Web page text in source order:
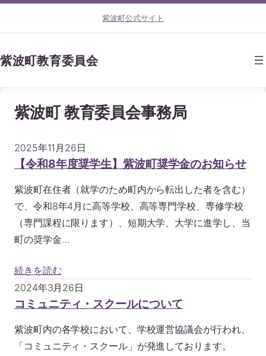
ス
移
紫波町公式サイト
紫波町教育委員会
紫波町 教育委員会事務局
2025年11月26日
【令和8年度奨学生】紫波町奨学金のお知らせ
紫波町在住者（就学のため町内から転出した者を含む）
で、令和8年4月に高等学校、高等専門学校、専修学校
（専門課程に限ります）、短期大学、大学に進学し、当
町の奨学金…
続きを読む
2024年3月26日
コミュニティ・スクールについて
紫波町内の各学校において、学校運営協議会が行われ、
「コミュニティ・スクール」が発進しております。